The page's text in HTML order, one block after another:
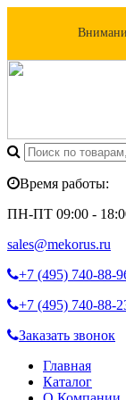
Время работы:
ПН-ПТ 09:00 -
sales@mekorus.ru
+7 (495) 740-88-
+7 (495) 740-88-
Заказать звонок
Главная
Каталог